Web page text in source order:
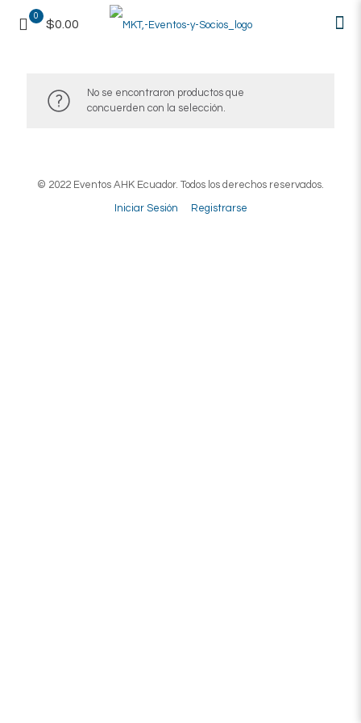
0
$0.00
No se encontraron productos que
concuerden con la selección.
© 2022 Eventos AHK Ecuador. Todos los derechos reservados.
Iniciar Sesión Registrarse